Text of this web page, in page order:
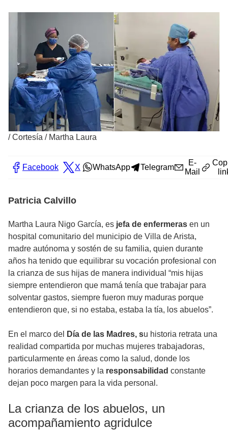
/Cortesía / Martha Laura
Facebook X WhatsApp Telegram
E-
Mail
Patricia Calvillo
Martha Laura Nigo García, es jefa de enfermeras en un
hospital comunitario del municipio de Villa de Arista,
madre autónoma y sostén de su familia, quien durante
años ha tenido que equilibrar su vocación profesional con
la crianza de sus hijas de manera individual “mis hijas
siempre entendieron que mamá tenía que trabajar para
solventar gastos, siempre fueron muy maduras porque
entendieron que, si no estaba, estaba la tía, los abuelos”.
En el marco del Día de las Madres, su historia retrata una
realidad compartida por muchas mujeres trabajadoras,
particularmente en áreas como la salud, donde los
horarios demandantes y la responsabilidad constante
dejan poco margen para la vida personal.
La crianza de los abuelos, un
acompañamiento agridulce